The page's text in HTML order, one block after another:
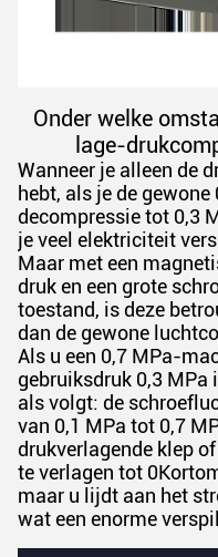
Onder welke
lage-
Wanneer je alleen de
hebt, als je de
decompressie tot 0,3
je veel elektriciteit
Maar met een
druk en een grote
toestand, is deze
dan de gewone
Als u een 0,7 MPa-
gebruiksdruk 0,3 MPa
als volgt: de
van 0,1 MPa tot 0,7
drukverlagende klep
te verlagen tot
maar u lijdt aan het
wat een enorme